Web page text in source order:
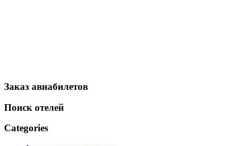
Заказ авиабилетов
Поиск отелей
Categories